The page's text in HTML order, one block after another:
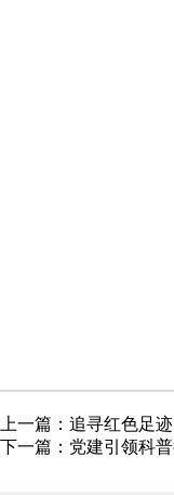
上一篇： 追寻红色足
下一篇： 党建引领科